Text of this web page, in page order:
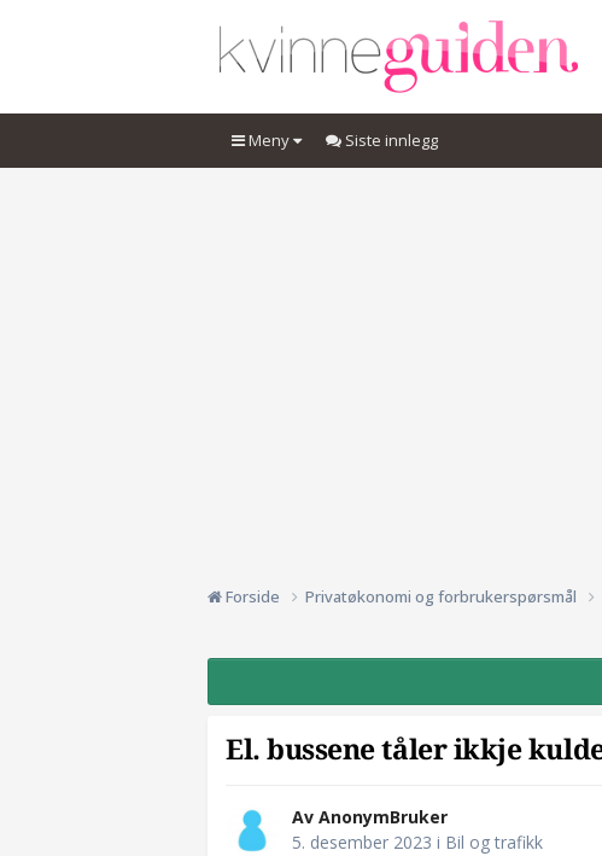
Meny Siste innlegg
Forside Privatøkonomi og forbrukerspørsmål
El. bussene tåler ikkje
Av AnonymBruker
5. desember 2023 i Bil og trafikk